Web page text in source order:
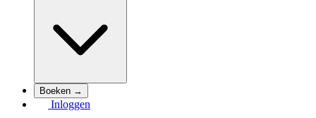
Boeken →
Inloggen